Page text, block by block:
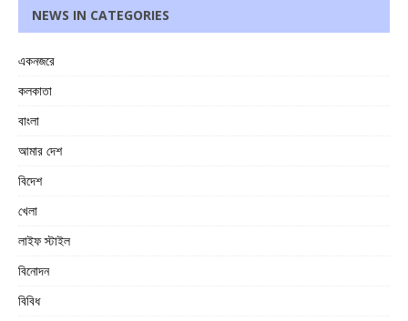
NEWS IN CATEGORIES
একনজরে
কলকাতা
বাংলা
আমার দেশ
বিদেশ
খেলা
লাইফ স্টাইল
বিনোদন
বিবিধ